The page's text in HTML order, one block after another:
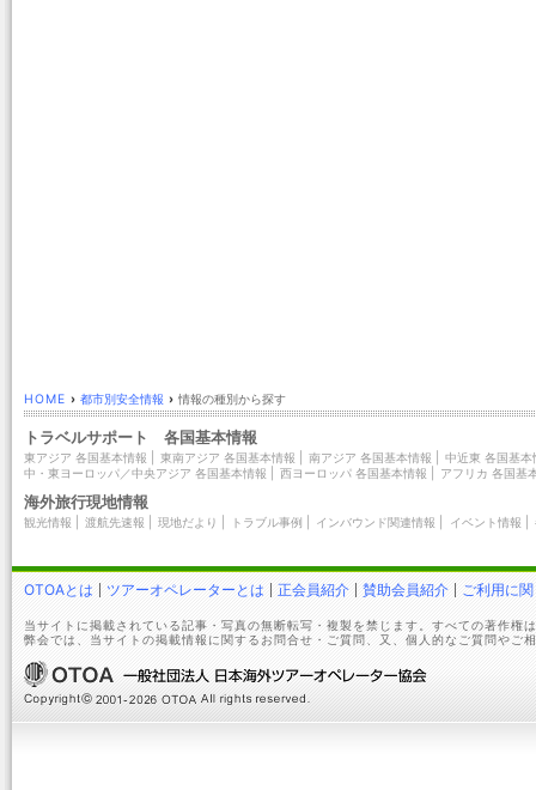
HOME › 都市別安全情報 › 情報の種別から探す
トラベルサポート 各国基本情報
東アジア 各国基本情報 東南アジア 各国基本情報 南アジア 各国基本情報
中近東 各国基本
中・東ヨーロッパ／中央アジア 各国基本情報
西ヨーロッパ 各国基本情報 アフリカ 各国基
海外旅行現地情報
観光情報 渡航先速報 現地だより トラブル事例 インバウンド関連情報 イベント情報
OTOAとは ツアーオペレーターとは 正会員紹介 賛助会員紹介 ご利用に
当サイトに掲載されている記事・写真の無断転写・複製を禁じます。すべての著作権
弊会では、当サイトの掲載情報に関するお問合せ・ご質問、又、個人的なご質問やご